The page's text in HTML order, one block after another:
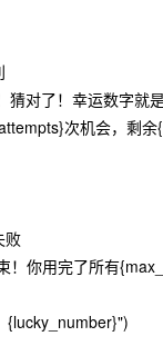
猜对了！幸运数字就
次机会，剩
败
！你用完了所有
{lucky_number}")